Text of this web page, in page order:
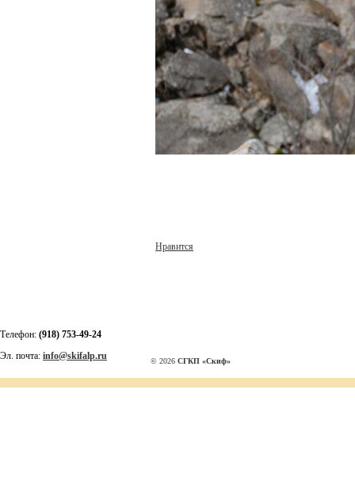
Нравится
Телефон: (918) 753-49-24
Эл. почта: info@skifalp.ru © 2026 СГКП «Скиф»